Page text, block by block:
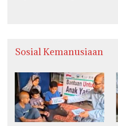
Sosial Kemanusiaan